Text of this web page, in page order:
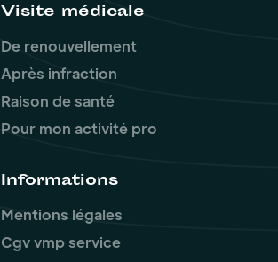
Visite médicale
De renouvellement
Après infraction
Raison de santé
Pour mon activité pro
Informations
Mentions légales
Cgv vmp service